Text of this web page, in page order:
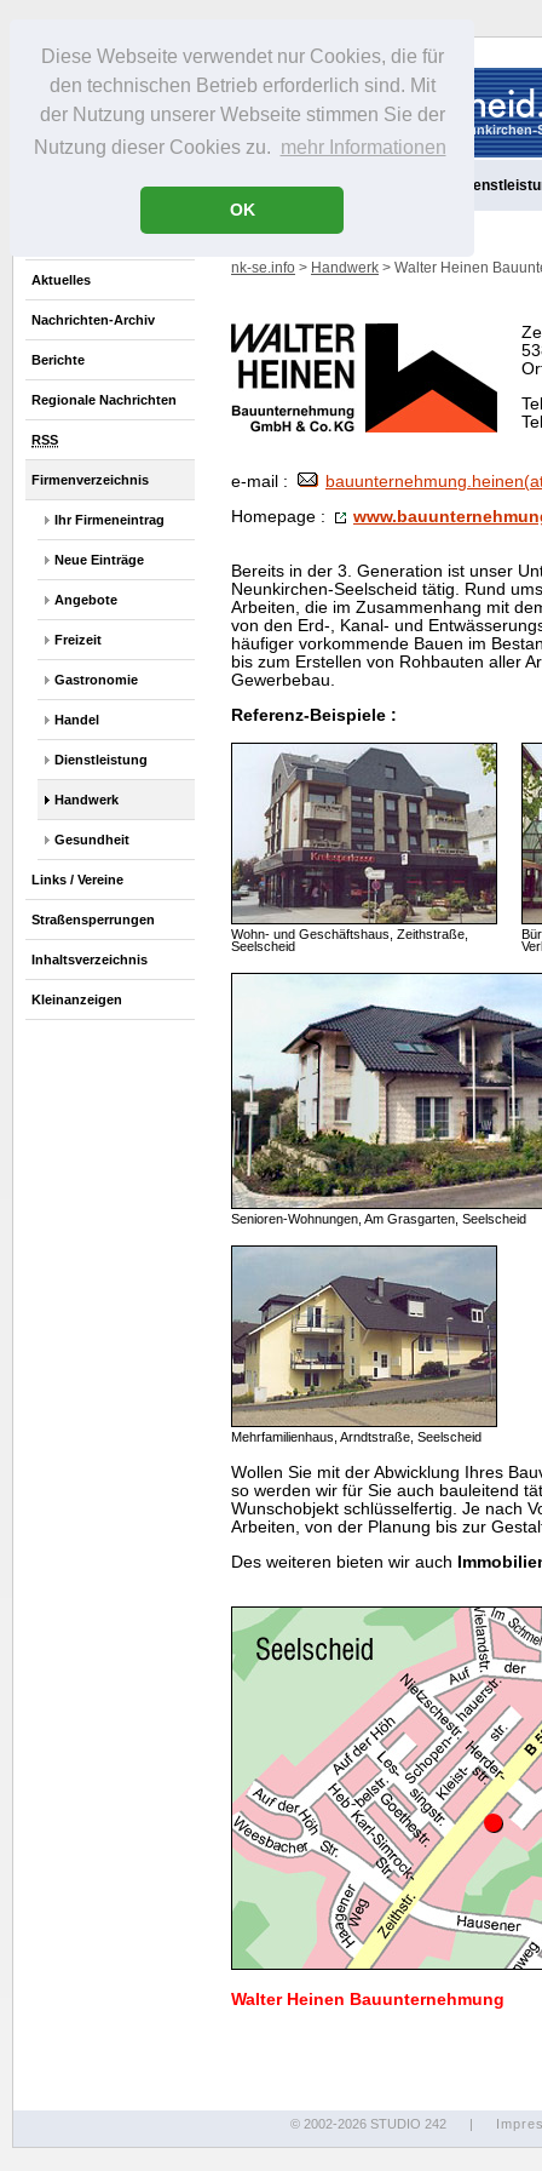
Diese Webseite verwendet nur Cookies, die für
den technischen Betrieb erforderlich sind. Mit
der Nutzung unserer Webseite stimmen Sie der
Nutzung dieser Cookies zu. mehr Informationen
OK
Portrait Freizeit Gastronomie
Aktuelles
Nachrichten-Archiv
Berichte
Regionale Nachrichten
RSS
Firmenverzeichnis
Ihr Firmeneintrag
Neue Einträge
Angebote
Freizeit
Gastronomie
Handel
Dienstleistung
Handwerk
Gesundheit
Links / Vereine
Straßensperrungen
Inhaltsverzeichnis
Kleinanzeigen
nk-se.info > Handwerk > Walter Heinen
e-mail :
Homepage :
Bereits in der 3. Generation ist unser
Neunkirchen-Seelscheid tätig. Rund
Arbeiten, die im Zusammenhang mit
von den Erd-, Kanal- und
häufiger vorkommende Bauen im
bis zum Erstellen von Rohbauten aller
Gewerbebau.
Referenz-Beispiele :
Wohn- und Geschäftshaus, Zeithstraße,
Seelscheid
Senioren-Wohnungen, Am Grasgarten, Seelscheid
Mehrfamilienhaus, Arndtstraße, Seelscheid
Wollen Sie mit der Abwicklung Ihres
so werden wir für Sie auch bauleitend
Wunschobjekt schlüsselfertig. Je nach
Arbeiten, von der Planung bis zur
Des weiteren bieten wir auch
Walter Heinen Bauunternehmung
© 2002-2026 STUDIO 242 |